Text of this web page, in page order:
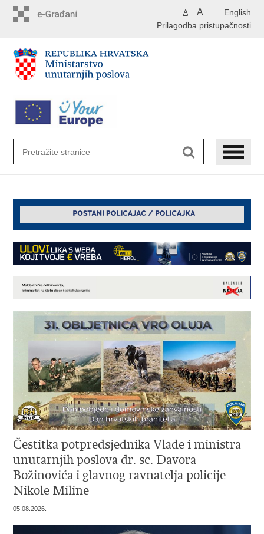
English
A A
Prilagodba pristupačnosti
Čestitka potpredsjednika Vlade i ministra
unutarnjih poslova dr. sc. Davora
Božinovića i glavnog ravnatelja policije
Nikole Miline
05.08.2026.